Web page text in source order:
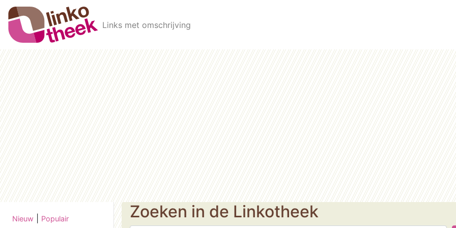
Skip to main content
Links met omschrijving
Nieuw Populair Zoeken in de Linkotheek